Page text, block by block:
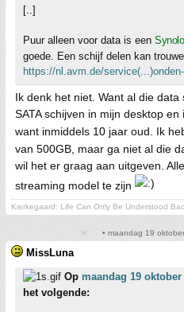
[..]
Puur alleen voor data is een
goede. Een schijf delen kan
https://nl.avm.de/
Ik denk het niet. Want al die
SATA schijven in mijn desktop en
want inmiddels 10 jaar oud. Ik
van 500GB, maar ga niet al die
wil het er graag aan uitgeven.
streaming model te zijn
Kierkegaard: Life Can Only Be Understood
• maandag 19
MissLuna
Op maandag 19 oktober
het volgende: